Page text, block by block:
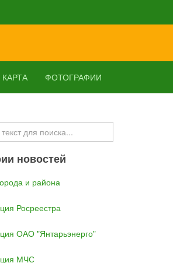
КАРТА ФОТОГРАФИИ
новостей
и района
Росреестра
ОАО "Янтарьэнерго"
МЧС